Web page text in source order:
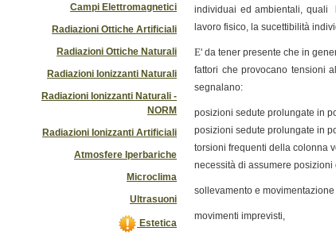
Campi Elettromagnetici
Radiazioni Ottiche Artificiali
Radiazioni Ottiche Naturali
Radiazioni Ionizzanti Naturali
Radiazioni Ionizzanti Naturali -
NORM
Radiazioni Ionizzanti Artificiali
Atmosfere Iperbariche
Microclima
Ultrasuoni
Estetica
individuai ed ambientali, quali
lavoro fisico, la sucettibilità
E' da tener presente che in
fattori che provocano tensioni
segnalano:
posizioni sedute prolungate in
posizioni sedute prolungate in
torsioni frequenti della colonna
necessità di assumere posizioni
sollevamento e
movimenti imprevisti,